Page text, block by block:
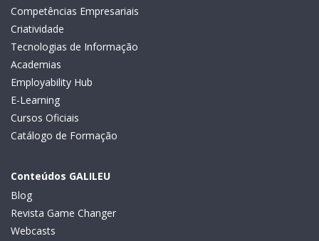
Competências Empresariais
Criatividade
Tecnologias de Informação
Academias
Employability Hub
E-Learning
Cursos Oficiais
Catálogo de Formação
Conteúdos GALILEU
Blog
Revista Game Changer
Webcasts